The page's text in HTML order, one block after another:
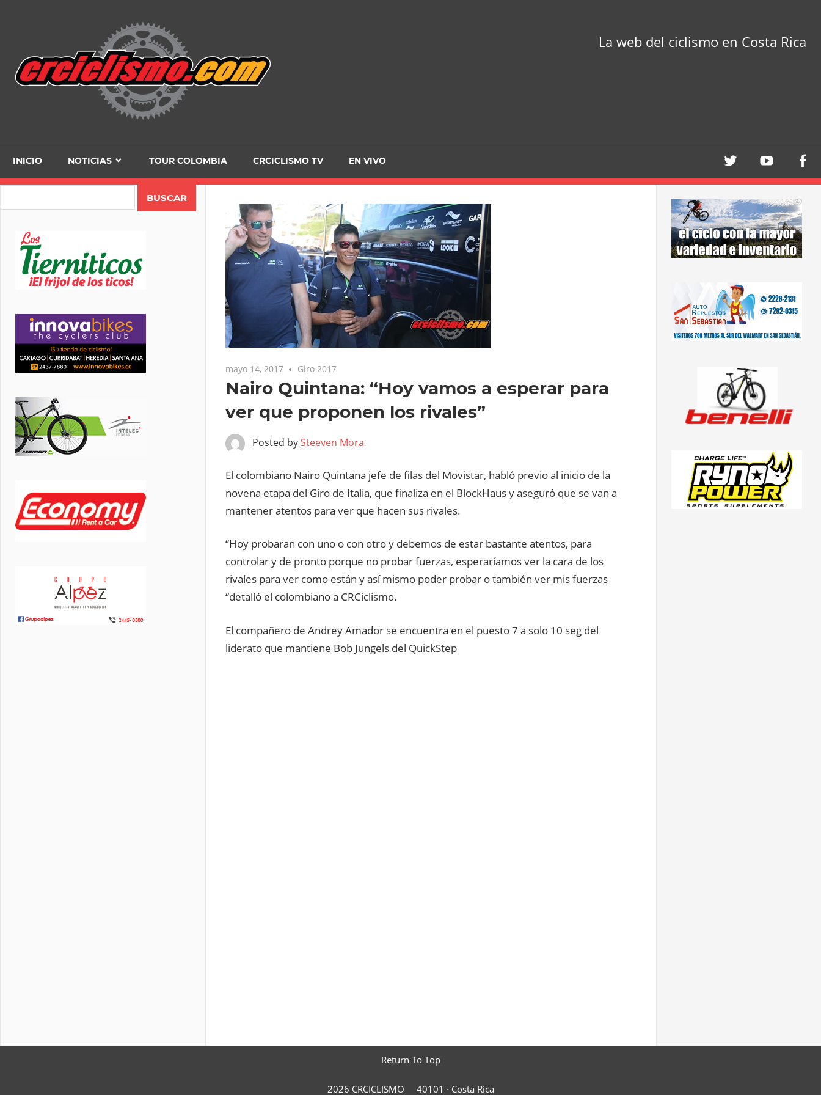
La web del ciclismo en Costa Rica
INICIO NOTICIAS TOUR COLOMBIA CRCICLISMO TV EN VIVO
mayo 14, 2017 Giro 2017
Nairo Quintana: “Hoy vamos a esperar para
ver que proponen los rivales”
Posted bySteeven Mora
El colombiano Nairo Quintana jefe de filas del Movistar, habló previo al inicio de la
novena etapa del Giro de Italia, que finaliza en el BlockHaus y aseguró que se van a
mantener atentos para ver que hacen sus rivales.
“Hoy probaran con uno o con otro y debemos de estar bastante atentos, para
controlar y de pronto porque no probar fuerzas, esperaríamos ver la cara de los
rivales para ver como están y así mismo poder probar o también ver mis fuerzas
“detalló el colombiano a CRCiclismo.
El compañero de Andrey Amador se encuentra en el puesto 7 a solo 10 seg del
liderato que mantiene Bob Jungels del QuickStep
Return To Top
2026 CRCICLISMO 40101 · Costa Rica